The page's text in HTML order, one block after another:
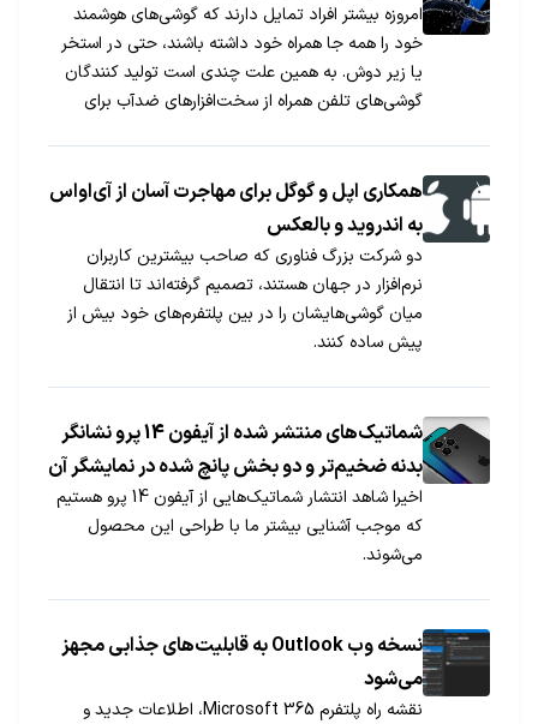
امروزه بیشتر افراد تمایل دارند که گوشی‌های هوشمند
خود را همه جا همراه خود داشته باشند، حتی در استخر
یا زیر دوش. به همین علت چندی است تولید کنندگان
گوشی‌های تلفن همراه از سخت‌افزارهای ضدآب برای
همکاری اپل و گوگل برای مهاجرت آسان از آی‌اواس
به اندروید و بالعکس
دو شرکت بزرگ فناوری که صاحب بیشترین کاربران
نرم‌افزار در جهان هستند، تصمیم گرفته‌اند تا انتقال
میان گوشی‌هایشان را در بین پلتفرم‌های خود بیش از
پیش ساده کنند.
شماتیک‌های منتشر شده از آیفون 14 پرو نشانگر
بدنه ضخیم‌تر و دو بخش پانچ شده در نمایشگر آن
هستند
اخیرا شاهد انتشار شماتیک‌هایی از آیفون 14 پرو هستیم
که موجب آشنایی بیشتر ما با طراحی این محصول
می‌شوند.
نسخه وب Outlook به قابلیت‌های جذابی مجهز
می‌شود
نقشه راه پلتفرم Microsoft 365، اطلاعات جدید و